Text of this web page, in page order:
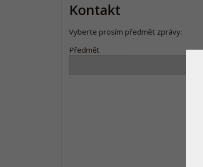
Kontakt
Vyberte prosím předmět zprávy:
Předmět